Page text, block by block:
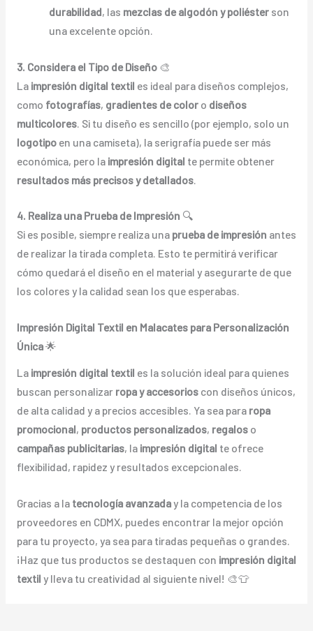
durabilidad, las mezclas de algodón y poliéster son
una excelente opción.
3. Considera el Tipo de Diseño🎨
La impresión digital textil es ideal para diseños complejos,
como fotografías, gradientes de coloro diseños
multicolores. Si tu diseño es sencillo (por ejemplo, solo un
logotipoen una camiseta), la serigrafía puede ser más
económica, pero la impresión digital te permite obtener
resultados más precisos y detallados.
4. Realiza una Prueba de Impresión 🔍
Si es posible, siempre realiza una prueba de impresión antes
de realizar la tirada completa. Esto te permitirá verificar
cómo quedará el diseño en el material y asegurarte de que
los colores y la calidad sean los que esperabas.
Impresión Digital Textil en Malacates para Personalización
Única🌟
La impresión digital textil es la solución ideal para quienes
buscan personalizar ropa y accesorioscon diseños únicos,
de alta calidad y a precios accesibles. Ya sea para ropa
promocional, productos personalizados, regaloso
campañas publicitarias, la impresión digital te ofrece
flexibilidad, rapidez y resultados excepcionales.
Gracias a la tecnología avanzaday la competencia de los
proveedores en CDMX, puedes encontrar la mejor opción
para tu proyecto, ya sea para tiradas pequeñas o grandes.
¡Haz que tus productos se destaquen con impresión digital
textil y lleva tu creatividad al siguiente nivel! 🎨👕